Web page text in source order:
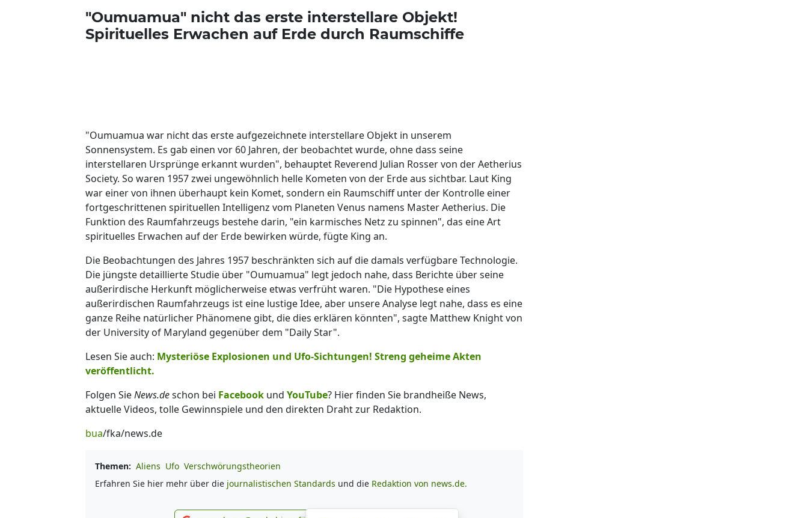
"Oumuamua" nicht das erste interstellare Objekt!
Spirituelles Erwachen auf Erde durch Raumschiffe
"Oumuamua war nicht das erste aufgezeichnete interstellare Objekt in unserem
Sonnensystem. Es gab einen vor 60 Jahren, der beobachtet wurde, ohne dass seine
interstellaren Ursprünge erkannt wurden", behauptet Reverend Julian Rosser von der Aetherius
Society. So waren 1957 zwei ungewöhnlich helle Kometen von der Erde aus sichtbar. Laut King
war einer von ihnen überhaupt kein Komet, sondern ein Raumschiff unter der Kontrolle einer
fortgeschrittenen spirituellen Intelligenz vom Planeten Venus namens Master Aetherius. Die
Funktion des Raumfahrzeugs bestehe darin, "ein karmisches Netz zu spinnen", das eine Art
spirituelles Erwachen auf der Erde bewirken würde, fügte King an.
Die Beobachtungen des Jahres 1957 beschränkten sich auf die damals verfügbare Technologie.
Die jüngste detaillierte Studie über "Oumuamua" legt jedoch nahe, dass Berichte über seine
außerirdische Herkunft möglicherweise etwas verfrüht waren. "Die Hypothese eines
außerirdischen Raumfahrzeugs ist eine lustige Idee, aber unsere Analyse legt nahe, dass es eine
ganze Reihe natürlicher Phänomene gibt, die dies erklären könnten", sagte Matthew Knight von
der University of Maryland gegenüber dem "Daily Star".
Lesen Sie auch: Mysteriöse Explosionen und Ufo-Sichtungen! Streng geheime Akten
veröffentlicht.
Folgen SieNews.deschon bei Facebook und YouTube? Hier finden Sie brandheiße News,
aktuelle Videos, tolle Gewinnspiele und den direkten Draht zur Redaktion.
bua/fka/news.de
Themen: Aliens Ufo Verschwörungstheorien
Erfahren Sie hier mehr über die journalistischen Standards und die Redaktion von news.de.